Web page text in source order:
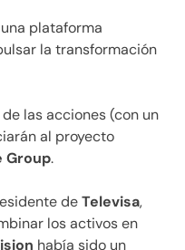
plataforma
la transformación
las acciones (con un
al proyecto
Group.
deTelevisa,
los activos en
había sido un